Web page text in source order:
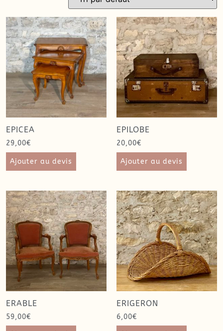
EPICEA
29,00€
Ajouter au devis
EPILOBE
20,00€
Ajouter au devis
ERABLE
59,00€
ERIGERON
6,00€